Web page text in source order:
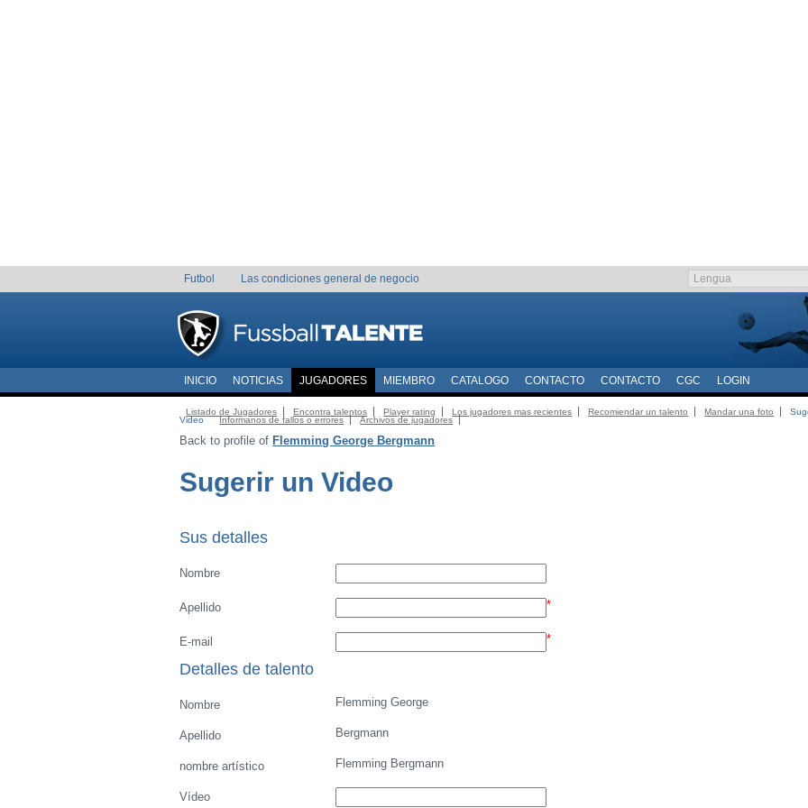
Futbol Las condiciones general de negocio
INICIO NOTICIAS JUGADORES MIEMBRO CATALOGO CONTACTO CONTACTO CGC LOGIN
Listado de Jugadores Encontra talentos Player rating Los jugadores mas recientes Recomiendar un talento Mandar una foto
Video
Informanos de fallos o errores Archivos de jugadores
Back to profile of Flemming George Bergmann
Sugerir un Video
Sus detalles
Nombre
Apellido *
E-mail *
Detalles de talento
Nombre Flemming George
Apellido Bergmann
nombre artístico Flemming Bergmann
Vídeo